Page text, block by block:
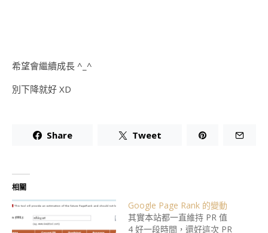
希望會繼續成長 ^_^
別下降就好 XD
Share Tweet
相關
Google Page Rank 的變動
其實本站都一直維持 PR 值
4 好一段時間，還好這次 PR